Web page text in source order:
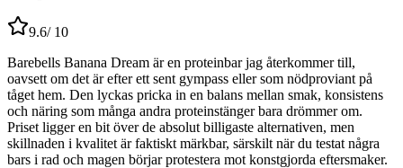
9.6/ 10
Barebells Banana Dream är en proteinbar jag återkommer till,
oavsett om det är efter ett sent gympass eller som nödproviant på
tåget hem. Den lyckas pricka in en balans mellan smak, konsistens
och näring som många andra proteinstänger bara drömmer om.
Priset ligger en bit över de absolut billigaste alternativen, men
skillnaden i kvalitet är faktiskt märkbar, särskilt när du testat några
bars i rad och magen börjar protestera mot konstgjorda eftersmaker.